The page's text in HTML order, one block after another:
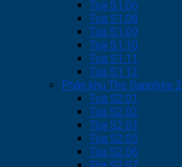
Toà S1.06
Toà S1.08
Toà S1.09
Toà S1.10
Toà S1.11
Toà S1.12
Phân khu The Sapphire 2
Toà S2.01
Toà S2.02
Tòa S2.03
Tòa S2.05
Tòa S2.06